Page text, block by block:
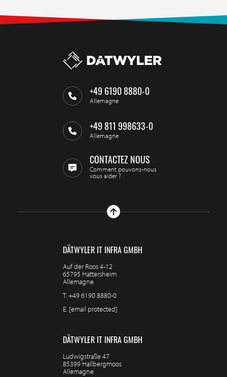
+49 6190 8880-0
Allemagne
+49 811 998633-0
Allemagne
CONTACTEZ NOUS
Comment pouvons-nous
vous aider ?
DÄTWYLER IT INFRA GMBH
Auf der Roos 4-12
65795 Hattersheim
Allemagne
T.+49 6190 8880-0
E. [email protected]
DÄTWYLER IT INFRA GMBH
Ludwigstraße 47
85399 Hallbergmoos
Allemagne